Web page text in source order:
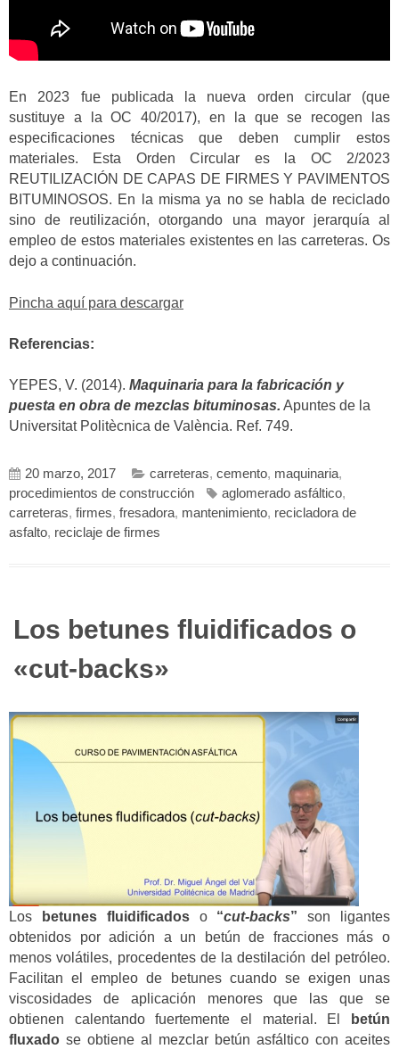
En 2023 fue publicada la nueva orden circular (que
sustituye a la OC 40/2017), en la que se recogen las
especificaciones técnicas que deben cumplir estos
materiales. Esta Orden Circular es la OC 2/2023
REUTILIZACIÓN DE CAPAS DE FIRMES Y PAVIMENTOS
BITUMINOSOS. En la misma ya no se habla de reciclado
sino de reutilización, otorgando una mayor jerarquía al
empleo de estos materiales existentes en las carreteras. Os
dejo a continuación.
Pincha aquí para descargar
Referencias:
YEPES, V. (2014). Maquinaria para la fabricación y
puesta en obra de mezclas bituminosas. Apuntes de la
Universitat Politècnica de València. Ref. 749.
20 marzo, 2017 carreteras, cemento, maquinaria,
procedimientos de construcción
aglomerado asfáltico,
carreteras, firmes, fresadora, mantenimiento, recicladora de
asfalto, reciclaje de firmes
Los betunes fluidificados o
«cut-backs»
Los betunes fluidificadoso “cut-backs” son ligantes
obtenidos por adición a un betún de fracciones más o
menos volátiles, procedentes de la destilación del petróleo.
Facilitan el empleo de betunes cuando se exigen unas
viscosidades de aplicación menores que las que se
obtienen calentando fuertemente el material. El
betún
fluxado se obtiene al mezclar betún asfáltico con aceites